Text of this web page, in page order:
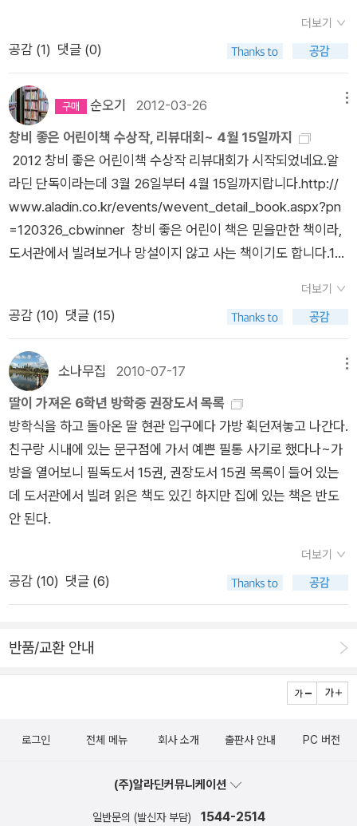
사람의 진심일지도 모릅니다.그리고 그 진심이야말로, 우리가 잃
학을 통해 사회문제를 마주하고 싶은 분에게사람 사이의 온기, 연
대의 힘을 느끼고 싶은 분에게현실 속 이야기에서 희망을 발견하
고 싶은 분에게♥어떻게 읽으셨나요?이 책을 읽고 마음에 남으
[지도에 없는 마을] 뿐 아니라 저학년 도서인 [엄마 사용법]도 무
척이나 끌린다. 난 절대로 마마보이로 기르고 싶지 않지만, 세상
내용이 담겨있을까 너무나 궁금하다. 이왕이면 [아들 사용법]과
같은 책도 나오면 좋겠다는 생각이 든다. - 요즘 서서히 사춘기
(?)에 접어드는지 약간의 반항 아닌 반항을 하기도 하는 우리 아
들. ㅋㅋ 지도에 없는 마을 최양선 지음, 오정택 그림 / 창비(창
작과비평사) / 2012년 3월 엄마 사용법 김성진 지음, 김중석
그림 / 창비(창작과비평사) / 2012년 3월 우리 아
이 어릴 적에 읽었던 소나기밥 공주랑 이상한 열쇠고리는 지금도
생각이 난다. 아마 그 때가 우리 아이 갓 초등학교 입학했을 때였
던 것 같은데.... 초등 저학년 동화가 어떠해야하는지 알려주는
책이라고 좋은 평가를 받았던 책.그리고 이제 우리 아이가 자라서
반갑니다. 얼른 책이 도착해서 읽고, 리뷰도 올리고 싶다. 더불어
이제 우리 아이에게도 자신의 블로그에서 리뷰를 써서 올리라고
해야겠다.
더보기
공감 (1) 댓글 (0)
순오기 2012-03-26
창비 좋은 어린이책 수상작, 리뷰대회~ 4월 15일까지
2012 창비 좋은 어린이책 수상작 리뷰대회가 시작되었네요.알
라딘 단독이라는데 3월 26일부터 4월 15일까지랍니다.http://
www.aladin.co.kr/events/wevent_detail_book.aspx?pn
=120326_cbwinner 창비 좋은 어린이 책은 믿을만한 책이라,
도서관에서 빌려보거나 망설이지 않고 사는 책이기도 합니다.1회
박나무 우리집>과 <지엠오 아이>를 못 읽었고... 11회부
의 모험>을 못 읽었네요. 16회 수상작은 아직 구경도 못했
는데... 저학년 고학년 대상 도서를 구분하여, 대상 1명은 창비 어
린이책 30권~ 와우!!우수상 1명은 창비 어린이 책 11권장려상 3
명은 창비 어린이 책 3권~~~ 이 정도면 괜찮지 않나요? 리뷰대
회 행사를 스크랩하고 댓글을 남기면 추첨해서 10명에게 역대 수
상작 가운데 희망 도서 한 권을 준다니.... 홍보도 하시고요.^^ 접
힌 부분 펼치기 ▼ 펼친 부분 접기 ▲
더보기
공감 (10) 댓글 (15)
소나무집 2010-07-17
딸이 가져온 6학년 방학중 권장도서 목록
방학식을 하고 돌아온 딸 현관 입구에다 가방 휙던져놓고 나간다.
친구랑 시내에 있는 문구점에 가서 예쁜 필통 사기로 했다나~가
방을 열어보니 필독도서 15권, 권장도서 15권 목록이 들어 있는
데 도서관에서 빌려 읽은 책도 있긴 하지만 집에 있는 책은 반도
안 된다.
더보기
공감 (10) 댓글 (6)
반품/교환 안내
로그인 전체 메뉴 회사 소개 출판사 안내 PC 버전
(주)알라딘커뮤니케이션
일반문의 (발신자 부담) 1544-2514